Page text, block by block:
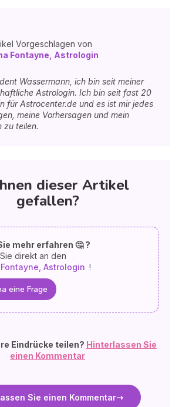
Vorgeschlagen von
Fontayne, Astrologin
Wassermann, ich bin seit meiner
Astrologin. Ich bin seit fast 20
für Astrocenter.de und es ist mir jedes
meine Vorhersagen und mein
zu teilen.
dieser Artikel
gefallen?
mehr erfahren 🤔 ?
direkt an den
Fontayne, Astrologin !
eine Frage
Eindrücke teilen? Hinterlassen Sie
einen Kommentar
Sie einen Kommentar